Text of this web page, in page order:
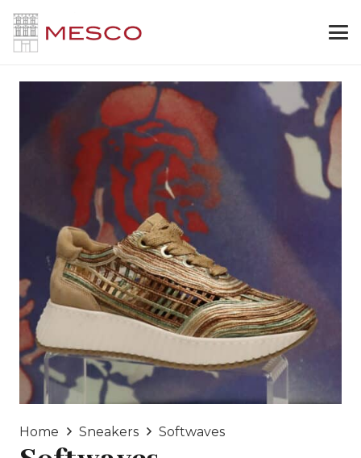
Home Sneakers Softwaves